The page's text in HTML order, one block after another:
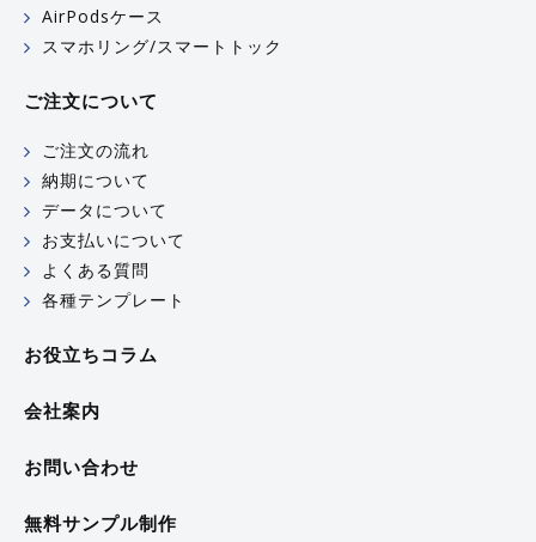
AirPodsケース
スマホリング/スマートトック
ご注文について
ご注文の流れ
納期について
データについて
お支払いについて
よくある質問
各種テンプレート
お役立ちコラム
会社案内
お問い合わせ
無料サンプル制作